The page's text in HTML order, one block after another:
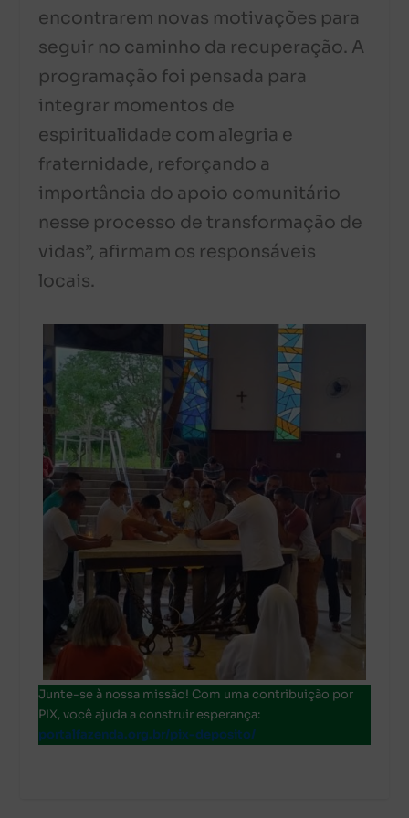
encontrarem novas motivações para
seguir no caminho da recuperação. A
programação foi pensada para
integrar momentos de
espiritualidade com alegria e
fraternidade, reforçando a
importância do apoio comunitário
nesse processo de transformação de
vidas”, afirmam os responsáveis
locais.
Junte-se à nossa missão! Com uma contribuição por
PIX, você ajuda a construir esperança:
portalfazenda.org.br/pix-deposito/